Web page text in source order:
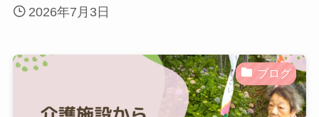
2026年7月3日
ブログ